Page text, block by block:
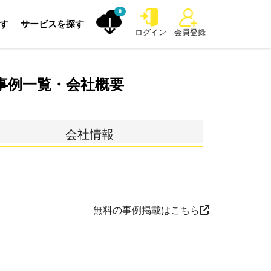
サービスを探す
0
ログイン 会員登録
一覧・会社概要
会社情報
無料の事例掲載はこちら